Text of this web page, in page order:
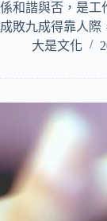
係和諧與否，是工
成敗九成得靠人
大是文化